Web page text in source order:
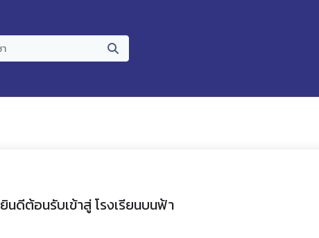
ยินดีต้อนรับเข้าสู่ โรงเรียนบนฟ้า